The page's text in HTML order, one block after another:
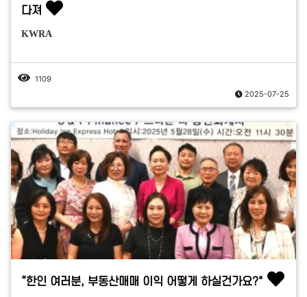
다져
KWRA
1109
2025-07-25
“한인 여러분, 부동산매매 이익 어떻게 하실건가요?"